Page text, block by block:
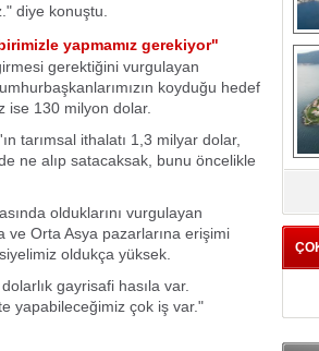
diye konuştu.
yapmamız gerekiyor"
gerektiğini vurgulayan
koyduğu hedef
ise 130 milyon dolar.
tarımsal ithalatı 1,3 milyar dolar,
ne alıp satacaksak, bunu öncelikle
olduklarını vurgulayan
ve Orta Asya pazarlarına erişimi
oldukça yüksek.
gayrisafi hasıla var.
yapabileceğimiz çok iş var."